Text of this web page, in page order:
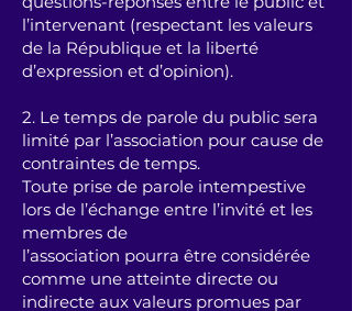
l’intervenant (respectant les valeurs
de la République et la liberté
d’expression et d’opinion).
2. Le temps de parole du public sera
limité par l’association pour cause de
contraintes de temps.
Toute prise de parole intempestive
lors de l’échange entre l’invité et les
membres de
l’association pourra être considérée
comme une atteinte directe ou
indirecte aux valeurs promues par